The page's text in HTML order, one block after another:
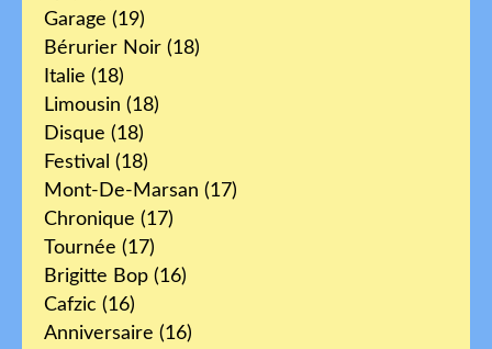
Garage (19)
Bérurier Noir (18)
Italie (18)
Limousin (18)
Disque (18)
Festival (18)
Mont-De-Marsan (17)
Chronique (17)
Tournée (17)
Brigitte Bop (16)
Cafzic (16)
Anniversaire (16)